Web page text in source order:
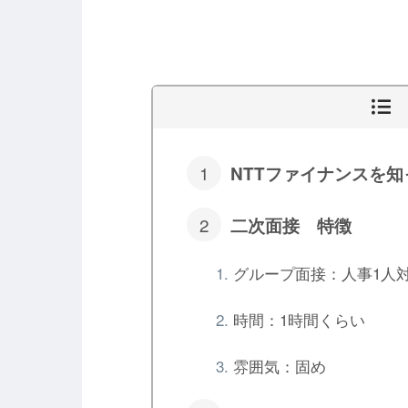
NTTファイナンスを
二次面接 特徴
グループ面接：人事1人
時間：1時間くらい
雰囲気：固め